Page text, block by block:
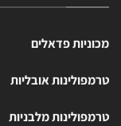
מכוניות פדאלים
טרמפולינות אובליות
טרמפולינות מלבניות